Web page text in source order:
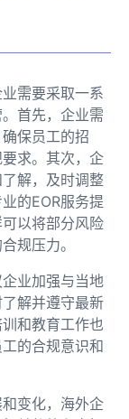
需要采取一系
首先，企业需
保员工的招
求。其次，企
解，及时调整
的EOR服务提
以将部分风险
规压力。
业加强与当地
解并遵守最新
和教育工作也
的合规意识和
变化，海外企